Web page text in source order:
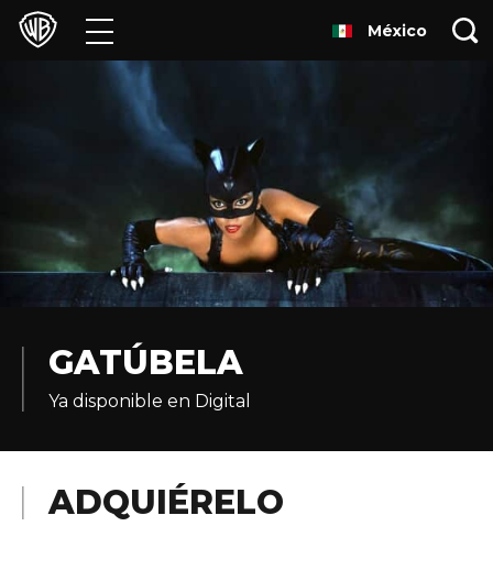
Películas
Juegos y Aplicaciones
Franquicias
Colecciones
Experiencias
México
GATÚBELA
Ya disponible en Digital
ADQUIÉRELO